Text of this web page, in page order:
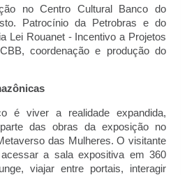
no Centro Cultural Banco do
Patrocínio da Petrobras e do
Lei Rouanet - Incentivo a Projetos
coordenação e produção do
é viver a realidade expandida,
das obras da exposição no
das Mulheres. O visitante
a sala expositiva em 360
viajar entre portais, interagir